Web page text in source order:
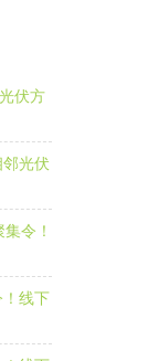
伏方
光伏
令！
线下